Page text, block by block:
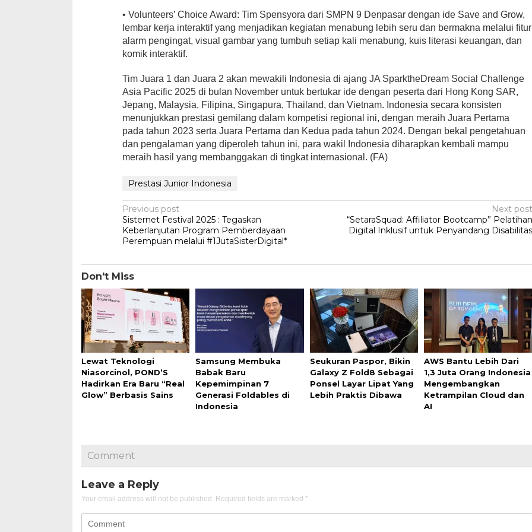
• Volunteers’ Choice Award: Tim Spensyora dari SMPN 9 Denpasar dengan ide Save and Grow,
lembar kerja interaktif yang menjadikan kegiatan menabung lebih seru dan bermakna melalui fitur
alarm pengingat, visual gambar yang tumbuh setiap kali menabung, kuis literasi keuangan, dan
komik interaktif.
Tim Juara 1 dan Juara 2 akan mewakili Indonesia di ajang JA SparktheDream Social Challenge
Asia Pacific 2025 di bulan November untuk bertukar ide dengan peserta dari Hong Kong SAR,
Jepang, Malaysia, Filipina, Singapura, Thailand, dan Vietnam. Indonesia secara konsisten
menunjukkan prestasi gemilang dalam kompetisi regional ini, dengan meraih Juara Pertama
pada tahun 2023 serta Juara Pertama dan Kedua pada tahun 2024. Dengan bekal pengetahuan
dan pengalaman yang diperoleh tahun ini, para wakil Indonesia diharapkan kembali mampu
meraih hasil yang membanggakan di tingkat internasional. (FA)
Prestasi Junior Indonesia
Post
navigation
Previous post
Sisternet Festival 2025 : Tegaskan
Keberlanjutan Program Pemberdayaan
Perempuan melalui #1JutaSisterDigital*
Next post
“SetaraSquad: Affiliator Bootcamp” Pelatihan
Digital Inklusif untuk Penyandang Disabilitas
Don't Miss
Lewat Teknologi
Niasorcinol, POND’S
Hadirkan Era Baru “Real
Glow” Berbasis Sains
Samsung Membuka
Babak Baru
Kepemimpinan 7
Generasi Foldables di
Indonesia
Seukuran Paspor, Bikin
Galaxy Z Fold8 Sebagai
Ponsel Layar Lipat Yang
Lebih Praktis Dibawa
AWS Bantu Lebih Dari
1,3 Juta Orang Indonesia
Mengembangkan
Ketrampilan Cloud dan
AI
Comment
Leave a Reply
Your email address will not be published. Required fields are marked *